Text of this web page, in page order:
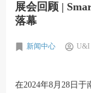
展会回顾 |
落幕
新闻中心 U&I
在2024年8月28日